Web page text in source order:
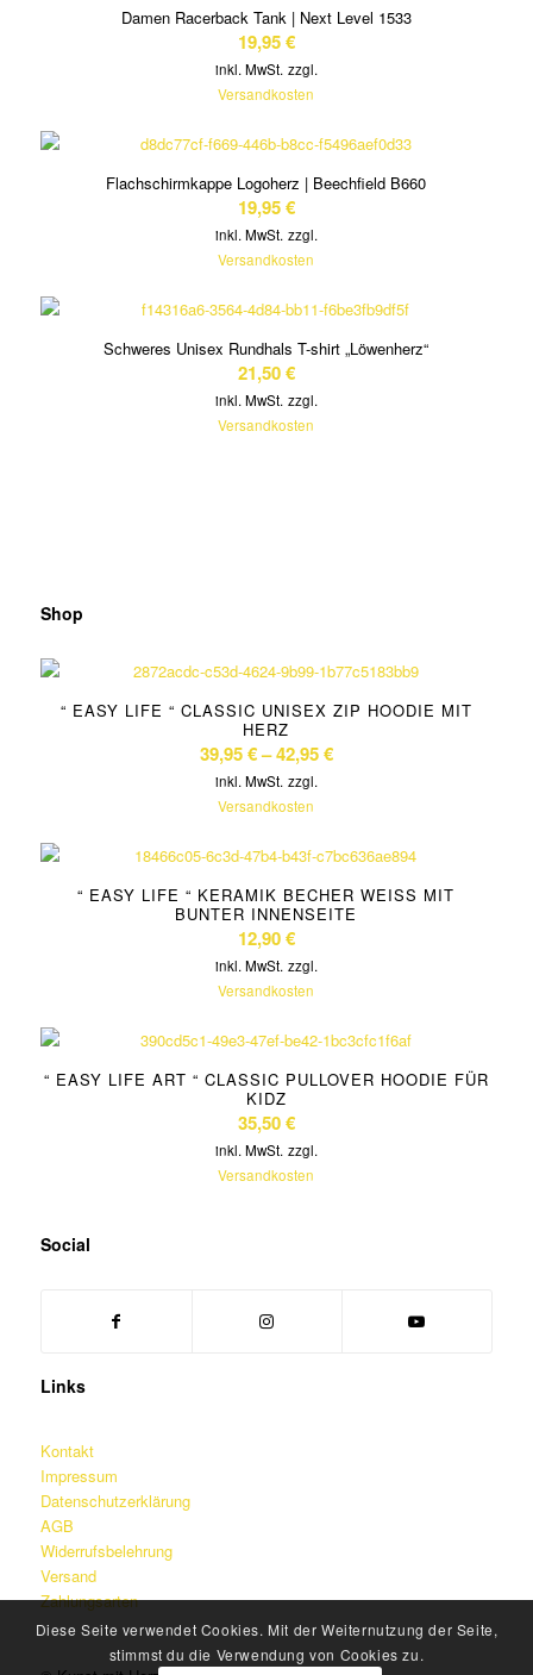
Damen Racerback Tank | Next Level 1533
19,95€
inkl. MwSt. zzgl.
Versandkosten
Flachschirmkappe Logoherz | Beechfield B660
19,95€
inkl. MwSt. zzgl.
Versandkosten
Schweres Unisex Rundhals T-shirt „Löwenherz“
21,50€
inkl. MwSt. zzgl.
Versandkosten
Shop
“ EASY LIFE “ CLASSIC UNISEX ZIP HOODIE MIT
HERZ
39,95€–42,95€
inkl. MwSt. zzgl.
Versandkosten
“ EASY LIFE “ KERAMIK BECHER WEISS MIT B
UNTER INNENSEITE
12,90€
inkl. MwSt. zzgl.
Versandkosten
“ EASY LIFE ART “ CLASSIC PULLOVER HOODIE FÜR
KIDZ
35,50€
inkl. MwSt. zzgl.
Versandkosten
Social
Links
Kontakt
Impressum
Datenschutzerklärung
AGB
Widerrufsbelehrung
Versand
Zahlungsarten
Diese Seite verwendet Cookies. Mit der Weiternutzung der Seite,
stimmst du die Verwendung von Cookies zu.